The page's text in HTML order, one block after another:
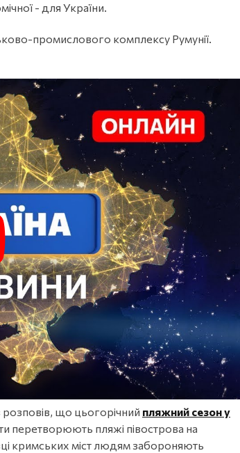
- для України.
промислового комплексу Румунії.
що цьогорічний пляжний сезон у
перетворюють пляжі півострова на
кримських міст людям забороняють